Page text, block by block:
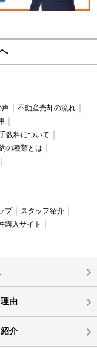
声
不動産売却の流れ
数料について
の種類とは
プ
スタッフ紹介
購入サイト
由
介